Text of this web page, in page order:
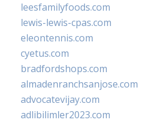
leesfamilyfoods.com
lewis-lewis-cpas.com
eleontennis.com
cyetus.com
bradfordshops.com
almadenranchsanjose.com
advocatevijay.com
adlibilimler2023.com